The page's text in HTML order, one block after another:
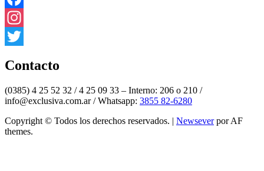
Facebook
Instagram
Contacto
(0385) 4 25 52 32 / 4 25 09 33 – Interno: 206 o 210 /
info@exclusiva.com.ar / Whatsapp: 3855 82-6280
Copyright © Todos los derechos reservados. | Newseverpor AF
themes.